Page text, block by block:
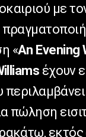
με
«An Evening
έχουν
πώληση